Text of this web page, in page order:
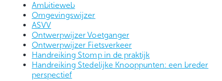
Ambitieweb
Omgevingswijzer
ASVV
Ontwerpwijzer Voetganger
Ontwerpwijzer Fietsverkeer
Handreiking Stomp in de praktijk
Handreiking Stedelijke Knooppunten: een breder
perspectief